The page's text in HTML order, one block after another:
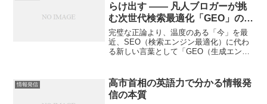
らけ出す —— 凡人ブロガーが挑
む次世代検索最適化「GEO」の正
体
完璧な正論より、温度のある「今」を最
近、SEO（検索エンジン最適化）に代わ
る新しい言葉として「GEO（生成エンジ
最初は「また新しい小難しいテクニック
か……」と身構えてし...
情報発信
高市首相の英語力で分かる情報発
信の本質